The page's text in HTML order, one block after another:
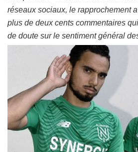
réseaux sociaux, le rapprochement
plus de deux cents commentaires
de doute sur le sentiment général